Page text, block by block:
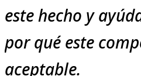
este hecho y
por qué este
aceptable.